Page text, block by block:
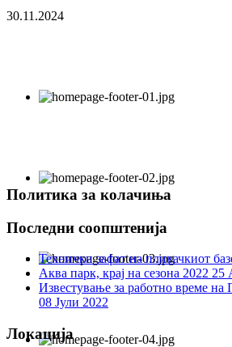
30.11.2024
Политика за колачиња
Последни соопштенија
Технички зафат на пливачкиот
Аква парк, крај на сезона 2022 25
Известување за работно време на
08 Јули 2022
Локација